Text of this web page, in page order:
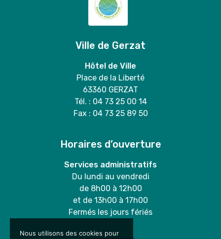
Ville de Gerzat
Hôtel de Ville
Place de la Liberté
63360 GERZAT
Tél. : 04 73 25 00 14
Fax : 04 73 25 89 50
Horaires d’ouverture
Services administratifs
Du lundi au vendredi
de 8h00 à 12h00
et de 13h00 à 17h00
Fermés les jours fériés
Nous utilisons des cookies pour